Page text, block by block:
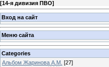
[14-я дивизия ПВО]
Вход на сайт
Меню сайта
Categories
Альбом Жаринова А.М. [27]